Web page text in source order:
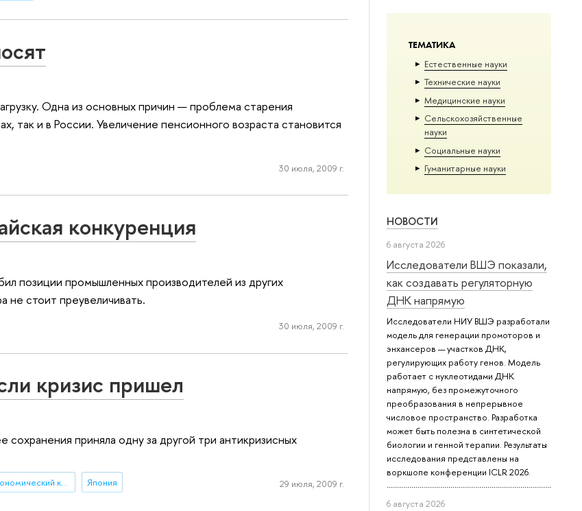
ТЕМАТИКА
Естественные науки
Тех­ничес­кие науки
Медицинские науки
Сельскохозяйственные
науки
Социальные науки
Гуманитарные науки
НОВОСТИ
6 августа 2026
Исследователи ВШЭ показали,
как создавать регуляторную
ДНК напрямую
Исследователи НИУ ВШЭ разработали
модель для генерации промоторов и
энхансеров — участков ДНК,
регулирующих работу генов. Модель
работает с нуклеотидами ДНК
напрямую, без промежуточного
преобразования в непрерывное
числовое пространство. Разработка
может быть полезна в синтетической
биологии и генной терапии. Результаты
исследования представлены на
воркшопе конференции ICLR 2026.
6 августа 2026
Одна из основных причин — проблема старения
так и в России. Увеличение пенсионного возраста становится
30 июля, 2009 г.
конкуренция
позиции промышленных производителей из других
не стоит преувеличивать.
30 июля, 2009 г.
кризис пришел
сохранения приняла одну за другой три антикризисных
мировой финансово-экономический кризис Япония 29 июля, 2009 г.